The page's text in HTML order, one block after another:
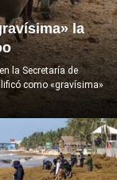
la
la Secretaría de
como «gravísima»